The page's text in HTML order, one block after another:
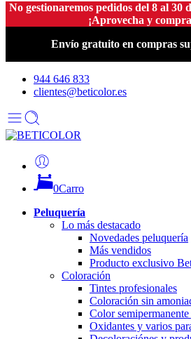
No gestionaremos pedidos del 8 al 30
¡Aprovecha y
Envío gratuito en compras
944 646 833
clientes@beticolor.es
0Carro
Peluquería
Lo más destacado
Novedades peluquería
Más vendidos
Producto exclusivo
Coloración
Tintes profesionales
Coloración sin
Color
Oxidantes y varios